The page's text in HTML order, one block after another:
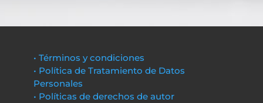
• Términos y condiciones
• Política de Tratamiento de Datos
Personales
• Políticas de derechos de autor